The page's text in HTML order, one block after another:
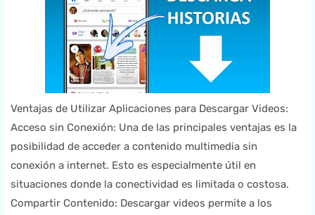
Ventajas de Utilizar Aplicaciones para Descargar Videos:
Acceso sin Conexión: Una de las principales ventajas es la
posibilidad de acceder a contenido multimedia sin
conexión a internet. Esto es especialmente útil en
situaciones donde la conectividad es limitada o costosa.
Compartir Contenido: Descargar videos permite a los